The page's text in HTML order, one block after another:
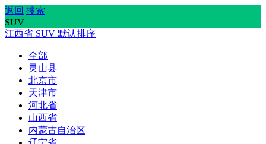
返回 搜索
SUV
江西省 SUV 默认排序
全部
灵山县
北京市
天津市
河北省
山西省
内蒙古自治区